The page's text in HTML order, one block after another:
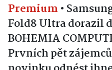
Premium •
Fold8 Ultra dorazil
BOHEMIA
Prvních pět